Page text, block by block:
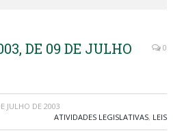
DE 09 DE JULHO
0
JULHO DE 2003
ATIVIDADES LEGISLATIVAS, LEIS